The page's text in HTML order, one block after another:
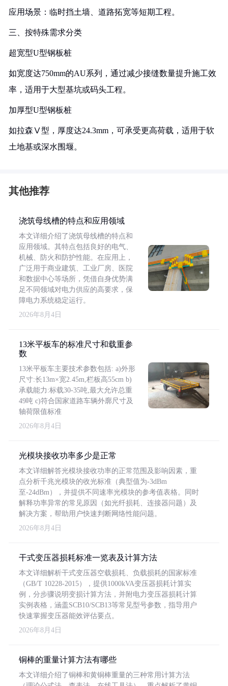
应用场景：临时挡土墙、道路拓宽等短期工程。
三、按特殊需求分类
超宽型U型钢板桩
如宽度达750mm的AU系列，通过减少接缝数量提升施工效
率，适用于大型基坑或码头工程。
加厚型U型钢板桩
如拉森Ⅴ型，厚度达24.3mm，可承受更高荷载，适用于软
土地基或深水围堰。
其他推荐
浇筑母线槽的特点和应用领域
本文详细介绍了浇筑母线槽的特点和
应用领域。其特点包括良好的电气、
机械、防火和防护性能。在应用上，
广泛用于商业建筑、工业厂房、医院
和数据中心等场所，凭借自身优势满
足不同领域对电力供应的高要求，保
障电力系统稳定运行。
2026年8月4日
13米平板车的标准尺寸和载重参
数
13米平板车主要技术参数包括: a)外形
尺寸:长13m×宽2.45m,栏板高55cm b)
承载能力:标载30-35吨,最大允许总重
49吨 c)符合国家道路车辆外廓尺寸及
轴荷限值标准
2026年8月4日
光模块接收功率多少是正常
本文详细解答光模块接收功率的正常范围及影响因素，重
点分析千兆光模块的收光标准（典型值为-3dBm
至-24dBm），并提供不同速率光模块的参考值表格。同时
解释功率异常的常见原因（如光纤损耗、连接器问题）及
解决方案，帮助用户快速判断网络性能问题。
2026年8月4日
干式变压器损耗标准一览表及计算方法
本文详细解析干式变压器空载损耗、负载损耗的国家标准
（GB/T 10228-2015），提供1000kVA变压器损耗计算实
例，分步骤说明变损计算方法，并附电力变压器损耗计算
实例表格，涵盖SCB10/SCB13等常见型号参数，指导用户
快速掌握变压器能效评估要点。
2026年8月4日
铜棒的重量计算方法有哪些
本文详细介绍了铜棒和黄铜棒重量的三种常用计算方法